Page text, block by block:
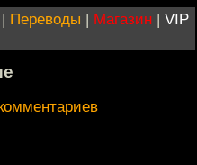
| Переводы | Магазин | VIP